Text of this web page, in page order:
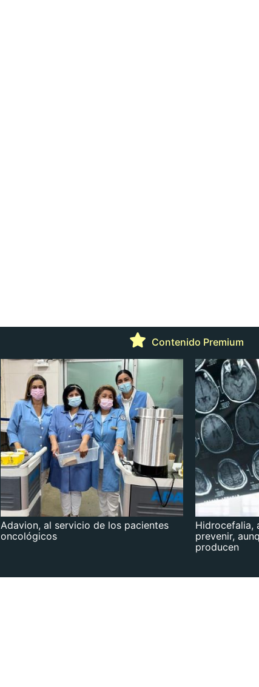
Contenido Premium
Adavion, al servicio de los pacientes
oncológicos
Hidrocefalia,
prevenir,
producen